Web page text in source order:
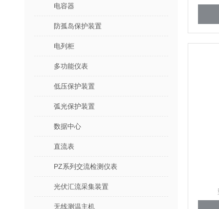
电容器
防孤岛保护装置
电列柜
多功能仪表
低压保护装置
弧光保护装置
数据中心
直流表
PZ系列交流检测仪表
光伏汇流采集装置
无线测温主机